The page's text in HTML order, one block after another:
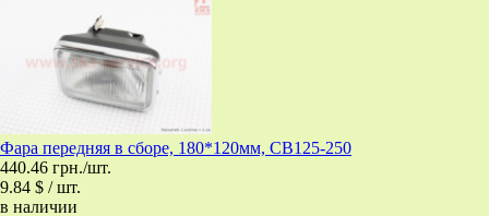
Фара передняя в сборе, 180*120мм, CB125-250
440.46 грн./шт.
9.84 $ / шт.
в наличии